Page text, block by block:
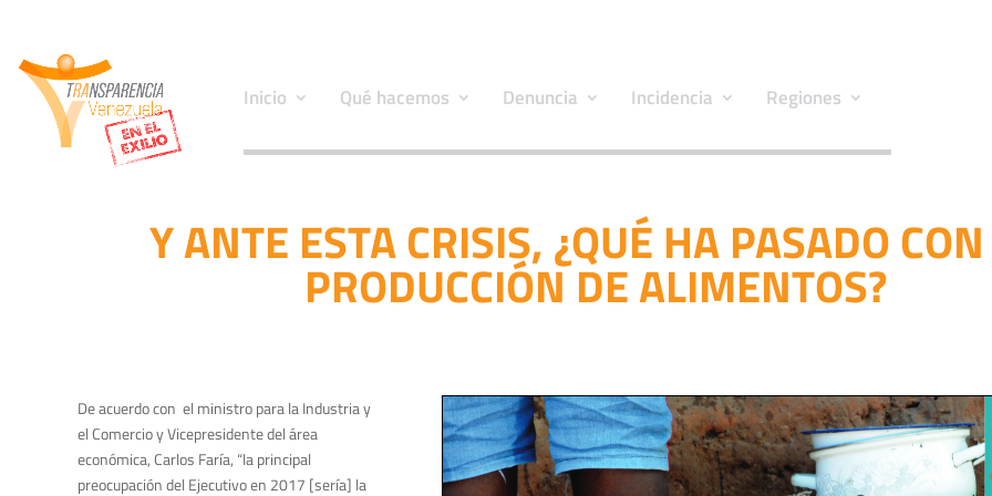
Inicio Qué hacemos Denuncia Incidencia Regiones
Y ANTE ESTA CRISIS, ¿QUÉ HA PASADO
PRODUCCIÓN DE ALIMENTOS?
De acuerdo con el ministro para la Industria y
el Comercio y Vicepresidente del área
económica, Carlos Faría, “la principal
preocupación del Ejecutivo en 2017 [sería] la